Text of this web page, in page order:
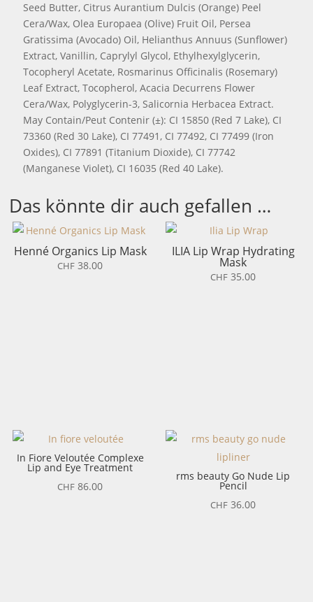
Seed Butter, Citrus Aurantium Dulcis (Orange) Peel
Cera/Wax, Olea Europaea (Olive) Fruit Oil, Persea
Gratissima (Avocado) Oil, Helianthus Annuus (Sunflower)
Extract, Vanillin, Caprylyl Glycol, Ethylhexylglycerin,
Tocopheryl Acetate, Rosmarinus Officinalis (Rosemary)
Leaf Extract, Tocopherol, Acacia Decurrens Flower
Cera/Wax, Polyglycerin-3, Salicornia Herbacea Extract.
May Contain/Peut Contenir (±): CI 15850 (Red 7 Lake), CI
73360 (Red 30 Lake), CI 77491, CI 77492, CI 77499 (Iron
Oxides), CI 77891 (Titanium Dioxide), CI 77742
(Manganese Violet), CI 16035 (Red 40 Lake).
Das könnte dir auch gefallen …
Henné Organics Lip Mask
CHF 38.00
ILIA Lip Wrap Hydrating
Mask
CHF 35.00
In Fiore Veloutée Complexe
Lip and Eye Treatment
CHF 86.00
rms beauty Go Nude Lip
Pencil
CHF 36.00